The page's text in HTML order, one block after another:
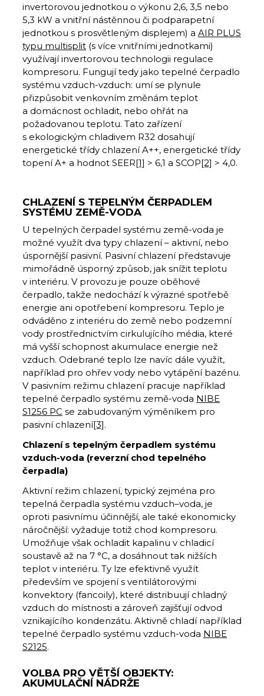
invertorovou jednotkou o výkonu 2,6, 3,5 nebo
5,3 kW a vnitřní nástěnnou či podparapetní
jednotkou s prosvětleným displejem) a AIR PLUS
typu multisplit (s více vnitřními jednotkami)
využívají invertorovou technologii regulace
kompresoru. Fungují tedy jako tepelné čerpadlo
systému vzduch-vzduch: umí se plynule
přizpůsobit venkovním změnám teplot
a domácnost ochladit, nebo ohřát na
požadovanou teplotu. Tato zařízení
s ekologickým chladivem R32 dosahují
energetické třídy chlazení A++, energetické třídy
topení A+ a hodnot SEER[1] > 6,1 a SCOP[2] > 4,0.
CHLAZENÍ S TEPELNÝM ČERPADLEM
SYSTÉMU ZEMĚ-VODA
U tepelných čerpadel systému země-voda je
možné využít dva typy chlazení – aktivní, nebo
úspornější pasivní. Pasivní chlazení představuje
mimořádně úsporný způsob, jak snížit teplotu
v interiéru. V provozu je pouze oběhové
čerpadlo, takže nedochází k výrazné spotřebě
energie ani opotřebení kompresoru. Teplo je
odváděno z interiéru do země nebo podzemní
vody prostřednictvím cirkulujícího média, které
má vyšší schopnost akumulace energie než
vzduch. Odebrané teplo lze navíc dále využít,
například pro ohřev vody nebo vytápění bazénu.
V pasivním režimu chlazení pracuje například
tepelné čerpadlo systému země-voda NIBE
S1256 PC se zabudovaným výměníkem pro
pasivní chlazení[3].
Chlazení s tepelným čerpadlem systému
vzduch-voda (reverzní chod tepelného
čerpadla)
Aktivní režim chlazení, typický zejména pro
tepelná čerpadla systému vzduch–voda, je
oproti pasivnímu účinnější, ale také ekonomicky
náročnější: vyžaduje totiž chod kompresoru.
Umožňuje však ochladit kapalinu v chladicí
soustavě až na 7 °C, a dosáhnout tak nižších
teplot v interiéru. Ty lze efektivně využít
především ve spojení s ventilátorovými
konvektory (fancoily), které distribuují chladný
vzduch do místnosti a zároveň zajišťují odvod
vznikajícího kondenzátu. Aktivně chladí například
tepelné čerpadlo systému vzduch-voda NIBE
S2125.
VOLBA PRO VĚTŠÍ OBJEKTY:
AKUMULAČNÍ NÁDRŽE